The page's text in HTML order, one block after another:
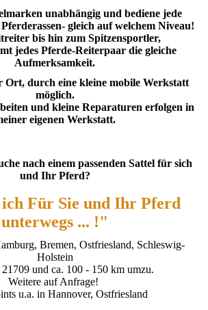
unabhängig und bediene jede
gleich auf welchem Niveau!
bis hin zum Spitzensportler,
jedes Pferde-Reiterpaar die gleiche
Aufmerksamkeit.
Ort, durch eine kleine mobile Werkstatt
möglich.
und kleine Reparaturen erfolgen in
eigenen Werkstatt.
nach einem passenden Sattel für sich
und Ihr Pferd?
Für Sie und Ihr Pferd
unterwegs ... !"
Bremen, Ostfriesland, Schleswig-
Holstein
und ca. 100 - 150 km umzu.
Weitere auf Anfrage!
u.a. in Hannover, Ostfriesland